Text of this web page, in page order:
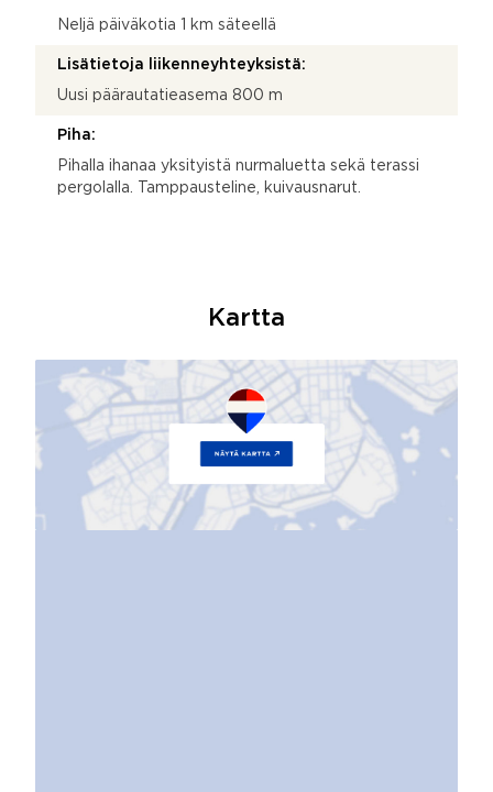
Neljä päiväkotia 1 km säteellä
Lisätietoja liikenneyhteyksistä:
Uusi päärautatieasema 800 m
Piha:
Pihalla ihanaa yksityistä nurmaluetta sekä terassi
pergolalla. Tamppausteline, kuivausnarut.
Kartta